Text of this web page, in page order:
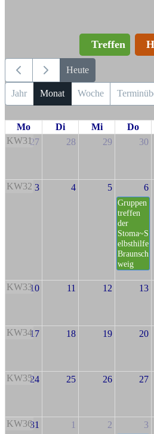
Treffen
Heute
Jahr Monat Woche
Mo Di Mi Do
KW3127 28 29 30
KW32 3 4 5 6
Gruppen
treffen
der
Stoma~S
elbsthilfe
Braunsch
weig
KW3310 11 12 13
KW3417 18 19 20
KW3524 25 26 27
KW3631 1 2 3